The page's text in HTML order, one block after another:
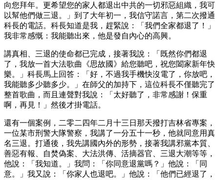
向您拜年。更希望您的家人都退出中共的一切邪惡組織，我可
以幫他們做三退。」到了大年初一，我信守諾言，第二次撥通
科長的電話。科長知道是我，趕緊說：「我們全家都退了！」
我非常感慨：我能聽出來，他是發自內心的高興。
講真相、三退的使命都已完成，接著我說：「既然你們都退
了，我放一首大法歌曲《思故國》給您聽吧，祝您闔家新年快
樂。」科長馬上回答：「好，不過我手機快沒電了，你放吧，
我能聽多少聽多少。」在師父的加持下，這位科長不僅聽完了
整首歌曲，而且連聲對我說：「太好聽了，非常感謝！保重
啊，再見！」然後才掛電話。
還有一個案例，二零二四年二月十三日那天撥打吉林省專案，
一位某市刑警大隊警察，我講了一分五十一秒，他就同意用真
名三退。打通後，我先講國內外的形勢，接著我講邪黨本質、
善惡有報、自焚偽案、大法洪傳、活摘器官、三退大潮等等，
他說：「我知道。」我問：「你同意退黨嗎？」他說：「同
意。」我又說：「你家人也退吧。」他說：「他們已經退了，